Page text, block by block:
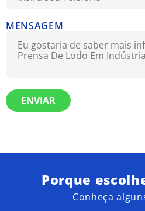
MENSAGEM
ENVIAR
Porque
Conheça